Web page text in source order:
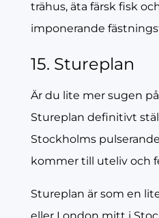
trähus, äta färsk fisk
imponerande
15. Stureplan
Är du lite mer sugen
Stureplan definitivt
Stockholms
kommer till uteliv och
Stureplan är som en